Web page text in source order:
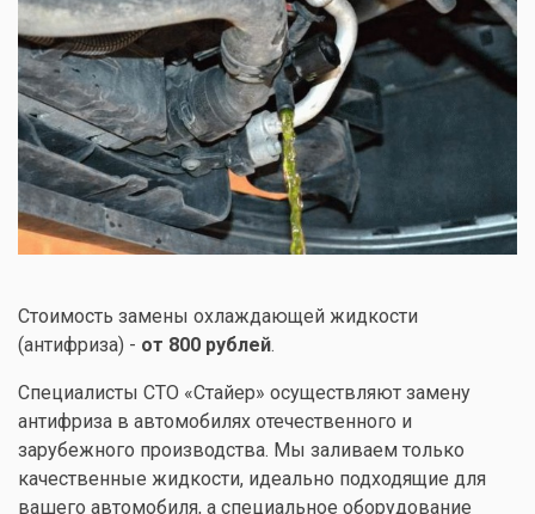
Стоимость замены охлаждающей жидкости
(антифриза) - от 800 рублей.
Специалисты СТО «Стайер» осуществляют замену
антифриза в автомобилях отечественного и
зарубежного производства. Мы заливаем только
качественные жидкости, идеально подходящие для
вашего автомобиля, а специальное оборудование